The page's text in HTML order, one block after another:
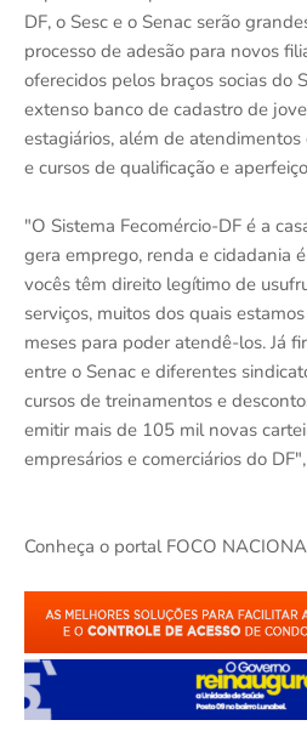
DF, o Sesc e o Senac serão
processo de adesão para novos
oferecidos pelos braços socias do
extenso banco de cadastro de
estagiários, além de atendimentos
e cursos de qualificação e
"O Sistema Fecomércio-DF é a
gera emprego, renda e cidadania
vocês têm direito legítimo de
serviços, muitos dos quais
meses para poder atendê-los. Já
entre o Senac e diferentes
cursos de treinamentos e
emitir mais de 105 mil novas
empresários e comerciários do
Conheça o portal FOCO